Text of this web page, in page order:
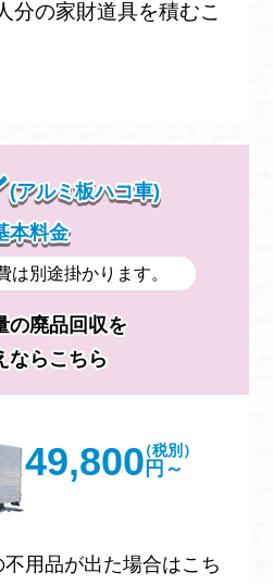
分の家財道具を積むこ
(アルミ板ハコ車)
本料金
別途掛かります。
の廃品回収を
ならこちら
49,800 円～
（税別）
用品が出た場合はこち